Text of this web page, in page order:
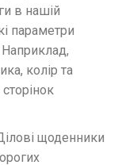
в нашій
параметри
колір та
щоденники